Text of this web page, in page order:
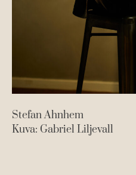
Stefan Ahnhem
Kuva: Gabriel Liljevall